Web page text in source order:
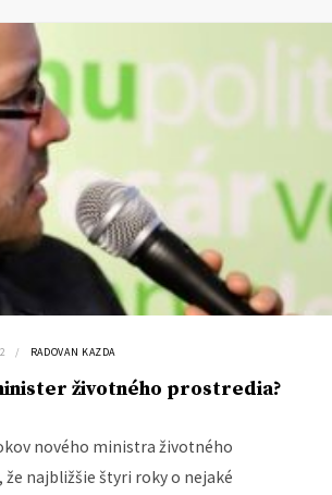
RADOVAN KAZDA
životného prostredia?
nového ministra životného
že najbližšie štyri roky o nejaké